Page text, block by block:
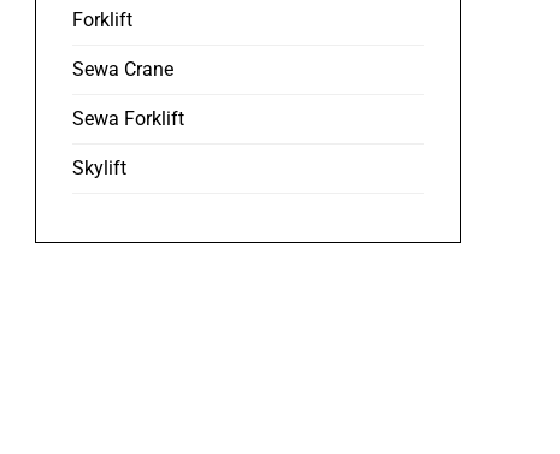
Forklift
Sewa Crane
Sewa Forklift
Skylift